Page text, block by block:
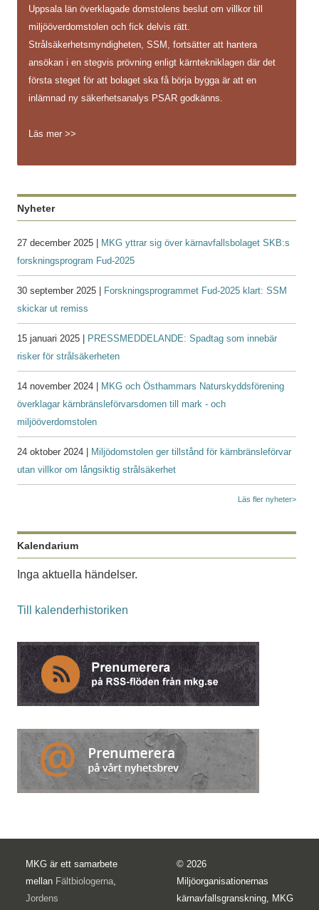
Uppsala län överklagade domstolens beslut om villkor till
miljööverdomstolen och fick delvis rätt.
Strålsäkerhetsmyndigheten, SSM, fortsätter att hantera
ansökan i en stegvis prövning enligt kärntekniklagen där det
första steget för att bolaget ska få börja bygga är att en
inlämnad ny säkerhetsanalys PSAR godkänns.
Läs mer >>
Nyheter
27 december 2025 |
MKG yttrar sig över kärnavfallsbolaget SKB:s
forskningsprogram Fud-2025
30 september 2025 |
Forskningsprogrammet Fud-2025 klart: SSM
skickar ut remiss
15 januari 2025 |
PRESSMEDDELANDE: Spadtag som innebär
risker för strålsäkerheten
14 november 2024 |
MKG och Östhammars Naturskyddsförening
överklagar kärnbränsleförvarsdomen till mark - och
miljööverdomstolen
24 oktober 2024 |
Miljödomstolen ger tillstånd för kärnbränsleförvar
utan villkor om långsiktig strålsäkerhet
Läs fler nyheter>
Kalendarium
Inga aktuella händelser.
Till kalenderhistoriken
MKG är ett samarbete
mellan Fältbiologerna
Jordens
© 2026
Miljöorganisationernas
kärnavfallsgranskning, MKG